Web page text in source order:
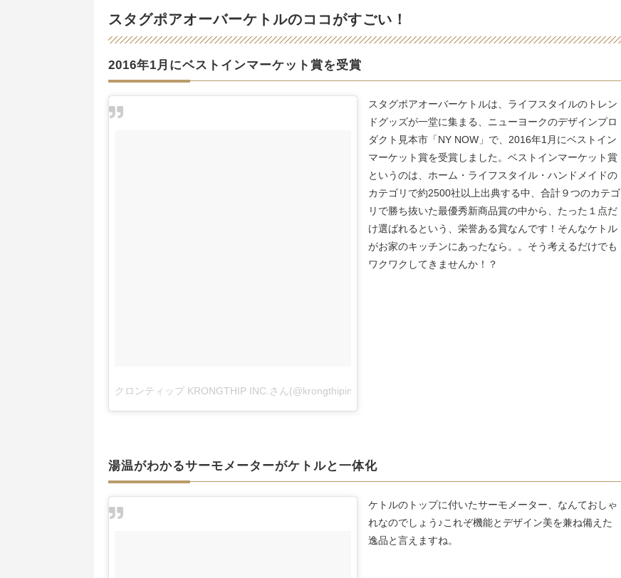
スタグポアオーバーケトルのココがすごい！
2016年1月にベストインマーケット賞を受賞
クロンティップ KRONGTHIP INC.さん(@krongthipinc)が投稿した写真
スタグポアオーバーケトルは、ライフスタイルのトレン
ドグッズが一堂に集まる、ニューヨークのデザインプロ
ダクト見本市「NY NOW」で、2016年1月にベストイン
マーケット賞を受賞しました。ベストインマーケット賞
というのは、ホーム・ライフスタイル・ハンドメイドの
カテゴリで約2500社以上出典する中、合計９つのカテゴ
リで勝ち抜いた最優秀新商品賞の中から、たった１点だ
け選ばれるという、栄誉ある賞なんです！そんなケトル
がお家のキッチンにあったなら。。そう考えるだけでも
ワクワクしてきませんか！？
湯温がわかるサーモメーターがケトルと一体化
ケトルのトップに付いたサーモメーター、なんておしゃ
れなのでしょう♪これぞ機能とデザイン美を兼ね備えた
逸品と言えますね。